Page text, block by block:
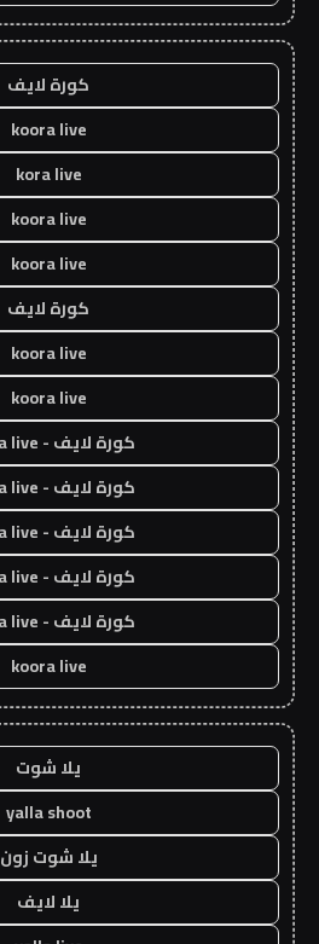
كورة لايف
koora live
kora live
koora live
koora live
كورة لايف
koora live
koora live
كورة لايف - koora live
كورة لايف - koora live
كورة لايف - koora live
كورة لايف - koora live
كورة لايف - koora live
koora live
يلا شوت
yalla shoot
يلا شوت زون
يلا لايف